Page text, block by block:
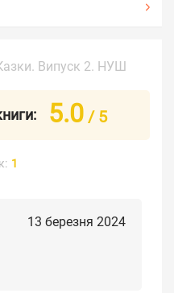
Випуск 2. НУШ
5.0 / 5
1
13 березня 2024